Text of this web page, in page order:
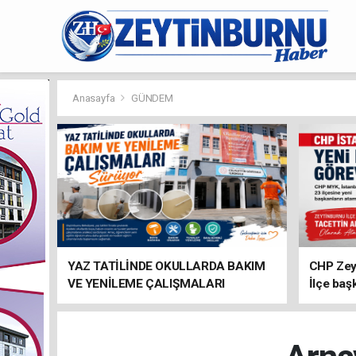
Anasayfa GÜNDEM
YAZ TATİLİNDE OKULLARDA BAKIM
VE YENİLEME ÇALIŞMALARI
SÜRÜYOR
CHP
İlçe
atandı